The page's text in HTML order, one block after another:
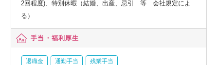
2回程度)、特別休暇（結婚、出産、忌引 等 会社規定によ
る）
手当・福利厚生
退職金 通勤手当 残業手当